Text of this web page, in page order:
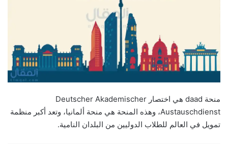
منحة daad هي اختصار Deutscher Akademischer
Austauschdienst، وهذه المنحة هي منحة ألمانيا، وتعد أكبر منظمة
تمويل في العالم للطلاب الدوليين من البلدان النامية.